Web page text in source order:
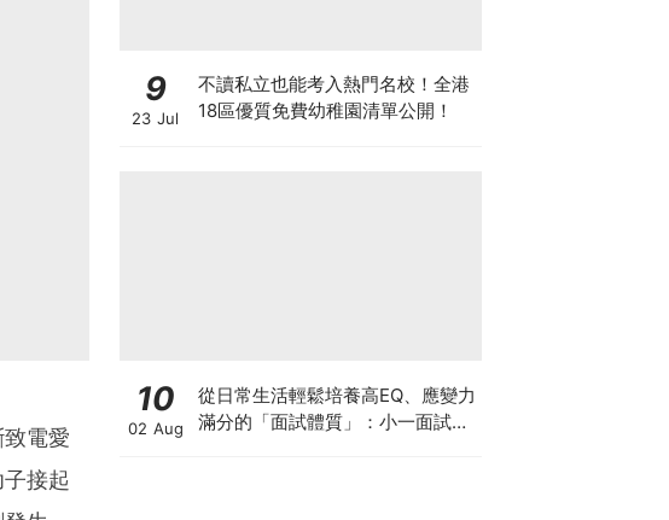
電愛
接起
9
23 Jul
不讀私立也能考入熱門名校！全港
18區優質免費幼稚園清單公開！
10
02 Aug
從日常生活輕鬆培養高EQ、應變力
滿分的「面試體質」：小一面試最